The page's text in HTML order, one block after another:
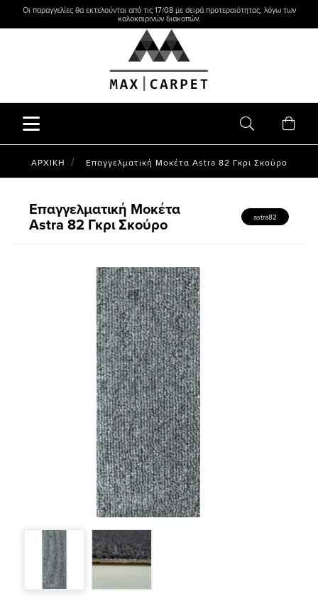
Οι παραγγελίες θα εκτελούνται από τις 17/08 με σειρά προτεραιότητας, λόγω των
καλοκαιρινών διακοπών.
ΑΡΧΙΚΗ Επαγγελματική Μοκέτα Astra 82 Γκρι Σκούρο
Επαγγελματική Μοκέτα
Astra 82 Γκρι Σκούρο astra82